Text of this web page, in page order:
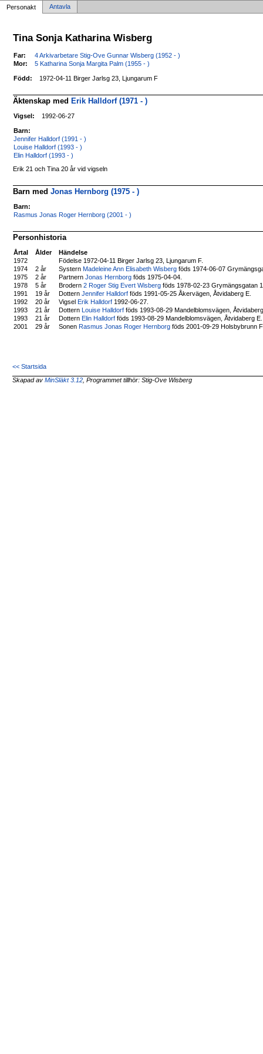
Personakt Antavla
Tina Sonja Katharina Wisberg
Far:
4 Arkivarbetare Stig-Ove Gunnar Wisberg (1952 - )
Mor:
5 Katharina Sonja Margita Palm (1955 - )
Född: 1972-04-11 Birger Jarlsg 23, Ljungarum F
Äktenskap med Erik Halldorf (1971 - )
Vigsel: 1992-06-27
Barn:
Jennifer Halldorf (1991 - )
Louise Halldorf (1993 - )
Elin Halldorf (1993 - )
Erik 21 och Tina 20 år vid vigseln
Barn medJonas Hernborg (1975 - )
Barn:
Rasmus Jonas Roger Hernborg (2001 - )
Personhistoria
Årtal Ålder
Händelse
1972
Födelse 1972-04-11 Birger Jarlsg 23, Ljungarum F.
1974
2 år Systern Madeleine Ann Elisabeth Wisberg föds 1974-06-07
1975
2 år PartnernJonas Hernborg föds 1975-04-04.
1978
5 år Brodern2 Roger Stig Evert Wisberg föds 1978-02-23 Grymängsgatan
1991
19 år DotternJennifer Halldorf föds 1991-05-25 Åkervägen, Åtvidaberg E.
1992
20 år Vigsel Erik Halldorf 1992-06-27.
1993
21 år Dottern Louise Halldorf föds 1993-08-29 Mandelblomsvägen,
1993
21 år Dottern Elin Halldorf föds 1993-08-29 Mandelblomsvägen, Åtvidaberg E.
2001
29 år Sonen Rasmus Jonas Roger Hernborg föds 2001-09-29 Holsbybrunn
<< Startsida
Skapad avMinSläkt 3.12 , Programmet tillhör: Stig-Ove Wisberg